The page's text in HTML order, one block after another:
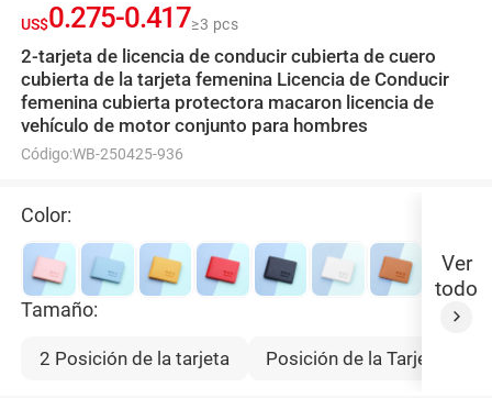
US$0.275-0.417≥3 pcs
2-tarjeta de licencia de conducir cubierta de cuero
cubierta de la tarjeta femenina Licencia de Conducir
femenina cubierta protectora macaron licencia de
vehículo de motor conjunto para hombres
Código:WB-250425-936
Color:
Tamaño:
2 Posición de la tarjeta Posición de la Tarjeta 4
Ver
todo